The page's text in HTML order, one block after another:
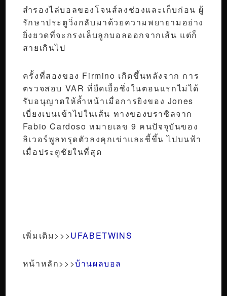
สำรองไล่บอลของโจนส์ลงช่องและเก็บก่อน ผู้
รักษาประตูวิ่งกลับมาด้วยความพยายามอย่าง
ยิ่งยวดที่จะกรงเล็บลูกบอลออกจากเส้น แต่ก็
สายเกินไป
ครั้งที่สองของ Firmino เกิดขึ้นหลังจาก การ
ตรวจสอบ VAR ที่ยืดเยื้อซึ่งในตอนแรกไม่ได้
รับอนุญาตให้ล้ำหน้าเมื่อการยิงของ Jones
เบี่ยงเบนเข้าไปในเส้น ทางของบราซิลจาก
Fabio Cardoso หมายเลข 9 คนปัจจุบันของ
ลิเวอร์พูลทรุดตัวลงคุกเข่าและชี้ขึ้น ไปบนฟ้า
เมื่อประตูชัยในที่สุด
เพิ่มเติม>>>UFABETWINS
หน้าหลัก>>>บ้านผลบอล